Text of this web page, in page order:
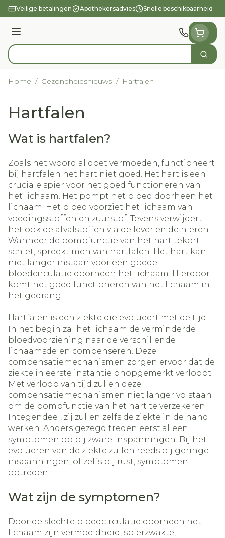
Ga naar de inhoud
Veilige betalingen Apothekersadvies Snelle beschikbaarheid
Menu
Product, merk, categorie... Zoek
Home / Gezondheidsnieuws / Hartfalen
Hartfalen
Wat is hartfalen?
Zoals het woord al doet vermoeden, functioneert
bij hartfalen het hart niet goed. Het hart is een
cruciale spier voor het goed functioneren van
het lichaam. Het pompt het bloed doorheen het
lichaam. Het bloed voorziet het lichaam van
voedingsstoffen en zuurstof. Tevens verwijdert
het ook de afvalstoffen via de lever en de nieren.
Wanneer de pompfunctie van het hart tekort
schiet, spreekt men van hartfalen. Het hart kan
niet langer instaan voor een goede
bloedcirculatie doorheen het lichaam. Hierdoor
komt het goed functioneren van het lichaam in
het gedrang.
Hartfalen is een ziekte die evolueert met de tijd.
In het begin zal het lichaam de verminderde
bloedvoorziening naar de verschillende
lichaamsdelen compenseren. Deze
compensatiemechanismen zorgen ervoor dat de
ziekte in eerste instantie onopgemerkt verloopt.
Met verloop van tijd zullen deze
compensatiemechanismen niet langer volstaan
om de pompfunctie van het hart te verzekeren.
Integendeel, zij zullen zelfs de ziekte in de hand
werken. Anders gezegd treden eerst alleen
symptomen op bij zware inspanningen. Bij het
evolueren van de ziekte zullen reeds bij geringe
inspanningen, of zelfs bij rust, symptomen
optreden.
Wat zijn de symptomen?
Door de slechte bloedcirculatie doorheen het
lichaam zijn vermoeidheid, spierzwakte,